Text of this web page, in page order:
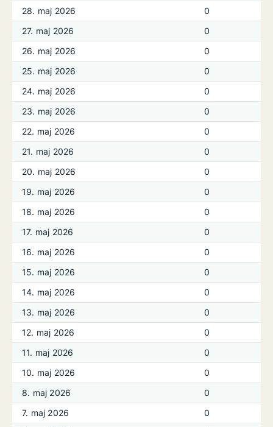
28. maj 2026
0
27. maj 2026
0
26. maj 2026
0
25. maj 2026
0
24. maj 2026
0
23. maj 2026
0
22. maj 2026
0
21. maj 2026
0
20. maj 2026
0
19. maj 2026
0
18. maj 2026
0
17. maj 2026
0
16. maj 2026
0
15. maj 2026
0
14. maj 2026
0
13. maj 2026
0
12. maj 2026
0
11. maj 2026
0
10. maj 2026
0
8. maj 2026
0
7. maj 2026
0